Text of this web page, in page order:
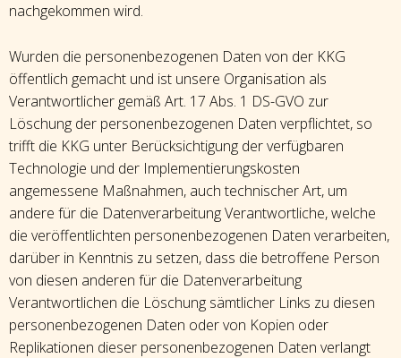
nachgekommen wird.
Wurden die personenbezogenen Daten von der KKG
öffentlich gemacht und ist unsere Organisation als
Verantwortlicher gemäß Art. 17 Abs. 1 DS-GVO zur
Löschung der personenbezogenen Daten verpflichtet, so
trifft die KKG unter Berücksichtigung der verfügbaren
Technologie und der Implementierungskosten
angemessene Maßnahmen, auch technischer Art, um
andere für die Datenverarbeitung Verantwortliche, welche
die veröffentlichten personenbezogenen Daten verarbeiten,
darüber in Kenntnis zu setzen, dass die betroffene Person
von diesen anderen für die Datenverarbeitung
Verantwortlichen die Löschung sämtlicher Links zu diesen
personenbezogenen Daten oder von Kopien oder
Replikationen dieser personenbezogenen Daten verlangt